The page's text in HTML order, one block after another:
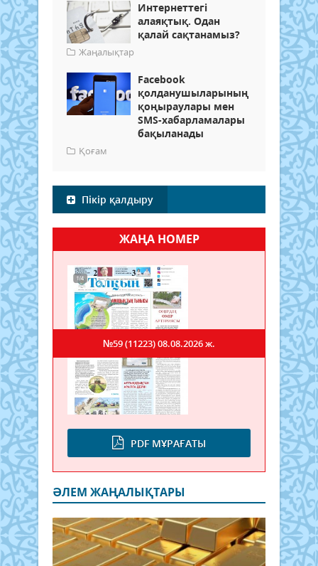
Интернеттегі
алаяқтық. Одан
қалай сақтанамыз?
Жаңалықтар
Facebook
қолданушыларының
қоңыраулары мен
SMS-хабарламалары
бақыланады
Қоғам
Пікір қалдыру
ЖАҢА НОМЕР
PDF МҰРАҒАТЫ
№59 (11223)08.08.2026 ж.
ӘЛЕМ ЖАҢАЛЫҚТАРЫ